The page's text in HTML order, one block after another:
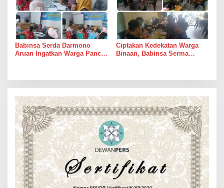
Babinsa Serda Darmono
Aruan Ingatkan Warga Pancur
Ciptakan Kedekatan Warga
Binaan, Babinsa Serma